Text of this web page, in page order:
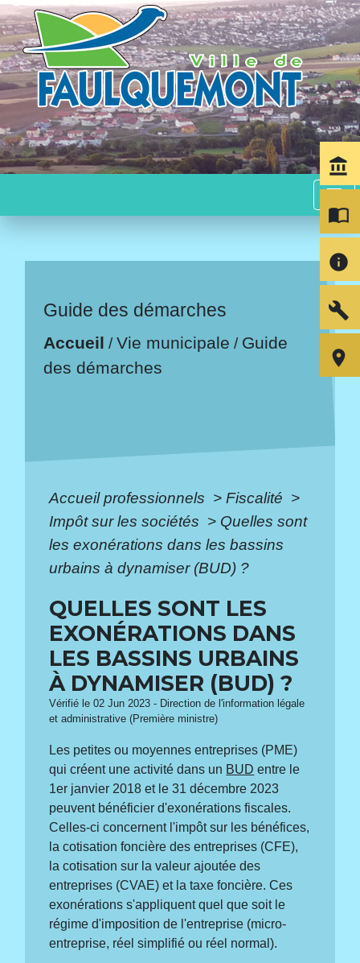
menu
Guide des démarches
Accueil /Vie municipale / Guide
des démarches
Accueil professionnels > Fiscalité >
Impôt sur les sociétés > Quelles sont
les exonérations dans les bassins
urbains à dynamiser (BUD) ?
QUELLES SONT LES
EXONÉRATIONS DANS
LES BASSINS URBAINS
À DYNAMISER (BUD) ?
Vérifié le 02 Jun 2023 - Direction de l'information légale
et administrative (Première ministre)
Les petites ou moyennes entreprises (PME)
qui créent une activité dans un BUD entre le
1er janvier 2018 et le 31 décembre 2023
peuvent bénéficier d'exonérations fiscales.
Celles-ci concernent l'impôt sur les bénéfices,
la cotisation foncière des entreprises (CFE),
la cotisation sur la valeur ajoutée des
entreprises (CVAE) et la taxe foncière. Ces
exonérations s'appliquent quel que soit le
régime d'imposition de l'entreprise (micro-
entreprise, réel simplifié ou réel normal).
account_balance
import_contacts
info
build
room